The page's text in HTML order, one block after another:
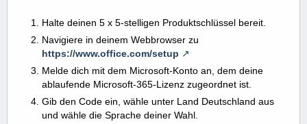
Halte deinen 5 x 5-stelligen Produktschlüssel bereit.
Navigiere in deinem Webbrowser zu
https://www.office.com/setup
Melde dich mit dem Microsoft-Konto an, dem deine
ablaufende Microsoft-365-Lizenz zugeordnet ist.
Gib den Code ein, wähle unter Land Deutschland aus
und wähle die Sprache deiner Wahl.